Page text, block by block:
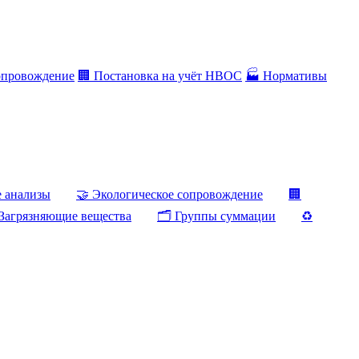
🏢 Постановка на учёт НВОС 🏭 Нормативы
анализы 🤝 Экологическое сопровождение
🏢
вещества
🗂️ Группы суммации ♻️